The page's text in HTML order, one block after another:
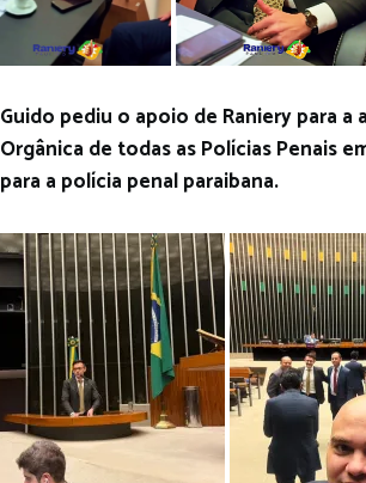
Guido pediu o apoio de Raniery para a
Orgânica de todas as Polícias Penais
para a polícia penal paraibana.